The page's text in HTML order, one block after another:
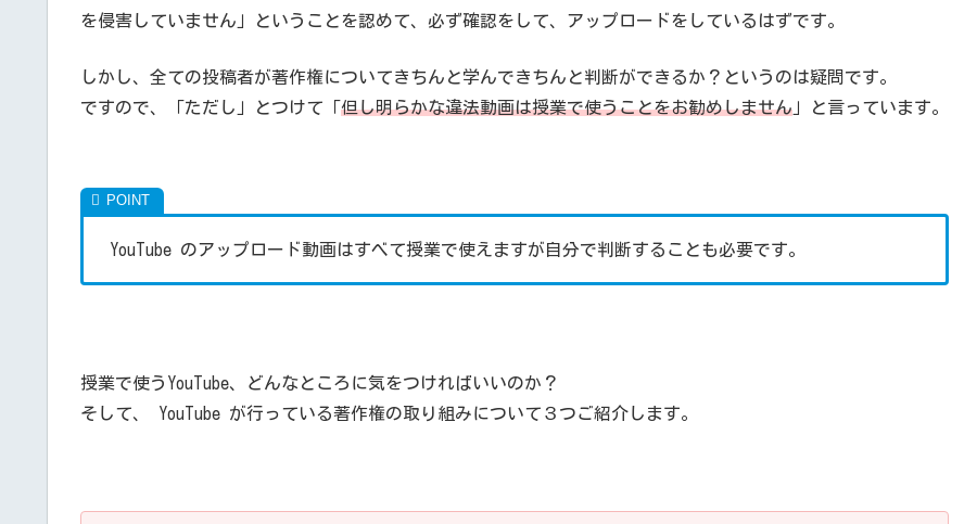
を侵害していません」ということを認めて、必ず確認をして、アップロードをしているはずです。
しかし、全ての投稿者が著作権についてきちんと学んできちんと判断ができるか？というのは疑問です。
ですので、「ただし」とつけて「但し明らかな違法動画は授業で使うことをお勧めしません 」と言っています。
YouTube のアップロード動画はすべて授業で使えますが自分で判断することも必要です。
授業で使うYouTube、どんなところに気をつければいいのか？
そして、 YouTube が行っている著作権の取り組みについて３つご紹介します。